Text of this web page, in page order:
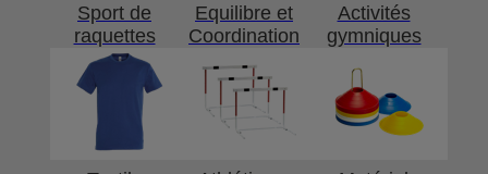
Sport de
raquettes
Equilibre et
Coordination
Activités
gymniques